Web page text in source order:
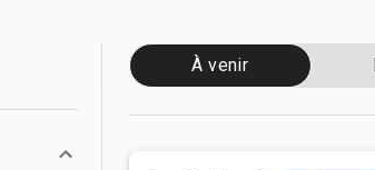
À venir